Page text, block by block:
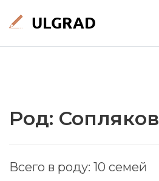
Род: Сопляков
Всего в роду: 10 семей